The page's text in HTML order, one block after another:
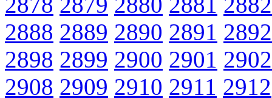
2888 2889 2890 2891 2892
2898 2899 2900 2901 2902
2908 2909 2910 2911 2912